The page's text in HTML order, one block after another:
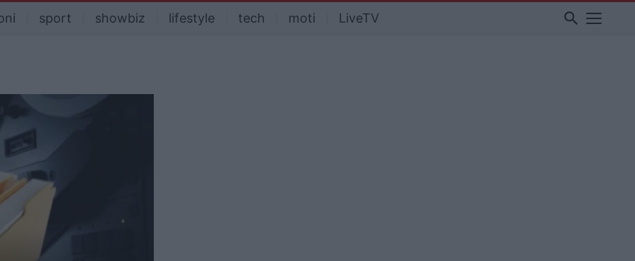
sport showbiz lifestyle tech moti LiveTV search